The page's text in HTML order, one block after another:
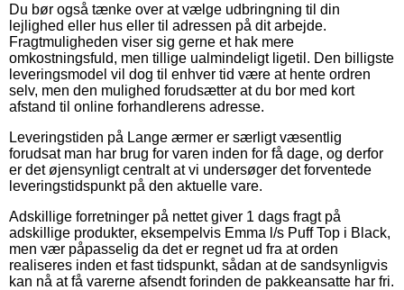
Du bør også tænke over at vælge udbringning til din
lejlighed eller hus eller til adressen på dit arbejde.
Fragtmuligheden viser sig gerne et hak mere
omkostningsfuld, men tillige ualmindeligt ligetil. Den billigste
leveringsmodel vil dog til enhver tid være at hente ordren
selv, men den mulighed forudsætter at du bor med kort
afstand til online forhandlerens adresse.
Leveringstiden på Lange ærmer er særligt væsentlig
forudsat man har brug for varen inden for få dage, og derfor
er det øjensynligt centralt at vi undersøger det forventede
leveringstidspunkt på den aktuelle vare.
Adskillige forretninger på nettet giver 1 dags fragt på
adskillige produkter, eksempelvis Emma l/s Puff Top i Black,
men vær påpasselig da det er regnet ud fra at orden
realiseres inden et fast tidspunkt, sådan at de sandsynligvis
kan nå at få varerne afsendt forinden de pakkeansatte har fri.